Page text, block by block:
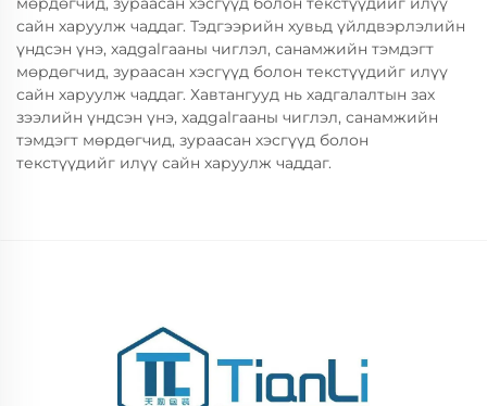
сайн харуулж чаддаг. Тэдгээрийн хувьд үйлдвэрлэлийн
үндсэн үнэ, хадgalгааны чиглэл, санамжийн тэмдэгт
мөрдөгчид, зураасан хэсгүүд болон текстүүдийг илүү
сайн харуулж чаддаг. Хавтангууд нь хадгалалтын зах
зээлийн үндсэн үнэ, хадgalгааны чиглэл, санамжийн
тэмдэгт мөрдөгчид, зураасан хэсгүүд болон
текстүүдийг илүү сайн харуулж чаддаг.